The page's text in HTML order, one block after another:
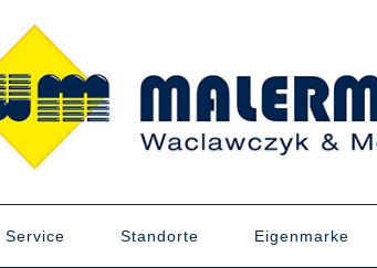
Service Standorte Eigenmarke